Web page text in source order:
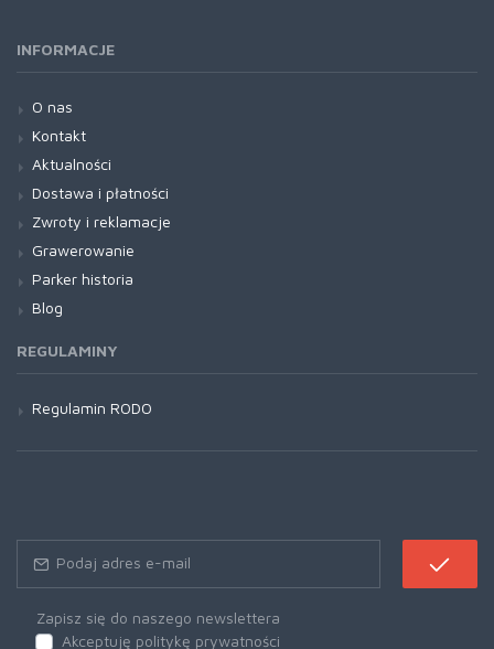
INFORMACJE
O nas
Kontakt
Aktualności
Dostawa i płatności
Zwroty i reklamacje
Grawerowanie
Parker historia
Blog
REGULAMINY
Regulamin RODO
Zapisz się do naszego newslettera
Akceptuję politykę prywatności